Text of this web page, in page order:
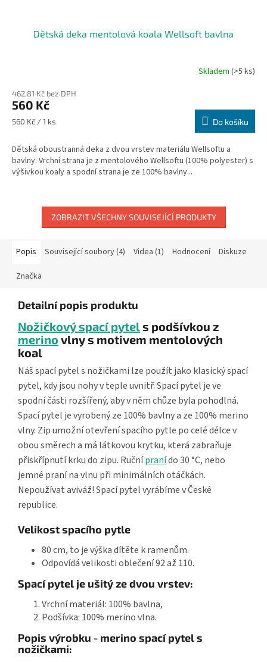
Dětská deka mentolová koala Wellsoft bavlna
Skladem (>5 ks)
462,81 Kč bez DPH
560 Kč
Měrná
560 Kč / 1 ks Do košíku
Dětská oboustranná deka z dvou vrstev materiálu Wellsoftu a
bavlny. Vrchní strana je z mentolového Wellsoftu (100% polyester) s
výšivkou koaly a spodní strana je ze 100% bavlny...
ZOBRAZIT VŠECHNY SOUVISEJÍCÍ PRODUKTY
Popis Související soubory (4) Videa (1) Hodnocení Diskuze
Značka
Detailní popis produktu
Nožičkový spací pytels podšívkou z
merino vlny s motivem mentolových
koal
Náš spací pytel s nožičkami lze použít jako klasický spací
pytel, kdy jsou nohy v teple uvnitř. Spací pytel je ve
spodní části rozšířený, aby v něm chůze byla pohodlná.
Spací pytel je vyrobený ze 100% bavlny a ze 100% merino
vlny. Zip umožní otevření spacího pytle po celé délce v
obou směrech a má látkovou krytku, která zabraňuje
přiskřípnutí krku do zipu. Ručnípranído 30 °C, nebo
jemné praní na vlnu při minimálních otáčkách.
Nepoužívat aviváž! Spací pytel vyrábíme v České
republice.
Velikost spacího pytle
80 cm, to je výška dítěte k ramenům.
Odpovídá velikosti oblečení 92 až 110.
Spací pytel je ušitý ze dvou vrstev:
Vrchní materiál: 100% bavlna,
Podšívka: 100% merino vlna.
Popis výrobku - merino spací pytel s
nožičkami: